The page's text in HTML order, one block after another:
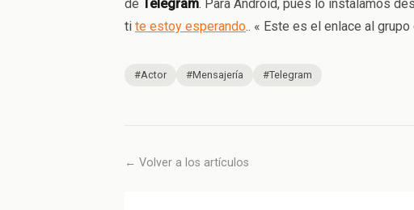
de Telegram. Para Android, pues lo instalamos
ti te estoy esperando.. « Este es el enlace al
#Actor #Mensajería #Telegram
← Volver a los artículos